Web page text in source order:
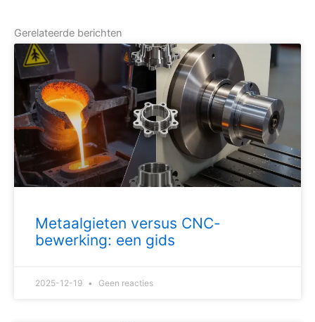
Gerelateerde berichten
Metaalgieten versus CNC-
bewerking: een gids
2025-12-19 Geen reacties